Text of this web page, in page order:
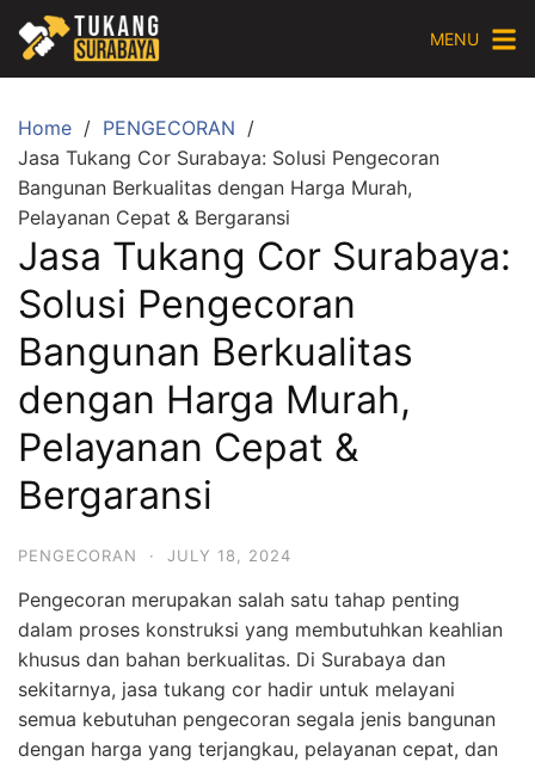
content
MENU
Home
PENGECORAN
Jasa Tukang Cor Surabaya: Solusi Pengecoran
Bangunan Berkualitas dengan Harga Murah,
Pelayanan Cepat & Bergaransi
Jasa Tukang Cor Surabaya:
Solusi Pengecoran
Bangunan Berkualitas
dengan Harga Murah,
Pelayanan Cepat &
Bergaransi
PENGECORAN · JULY 18, 2024
Pengecoran merupakan salah satu tahap penting
dalam proses konstruksi yang membutuhkan keahlian
khusus dan bahan berkualitas. Di Surabaya dan
sekitarnya, jasa tukang cor hadir untuk melayani
semua kebutuhan pengecoran segala jenis bangunan
dengan harga yang terjangkau, pelayanan cepat, dan